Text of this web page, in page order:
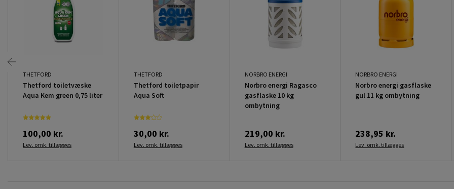
THETFORD
Thetford toiletvæske
Aqua Kem green 0,75 liter
100,00 kr.
Lev. omk. tillægges
THETFORD
Thetford toiletpapir
Aqua Soft
30,00 kr.
Lev. omk. tillægges
NORBRO ENERGI
Norbro energi Ragasco
gasflaske 10 kg
ombytning
219,00 kr.
Lev. omk. tillægges
NORBRO ENERGI
Norbro energi gasflaske
gul 11 kg ombytning
238,95 kr.
Lev. omk. tillægges